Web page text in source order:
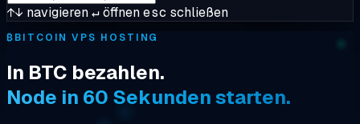
↑↓ navigieren↵öffnenesc schließen
₿BITCOIN VPS HOSTING
In BTC bezahlen.
Node in 60 Sekunden starten.